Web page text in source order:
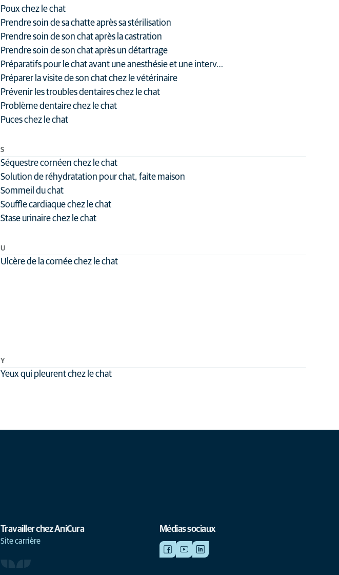
Poux chez le chat
Prendre soin de sa chatte après sa stérilisation
Prendre soin de son chat après la castration
Prendre soin de son chat après un détartrage
Préparatifs pour le chat avant une anesthésie et une interv…
Préparer la visite de son chat chez le vétérinaire
Prévenir les troubles dentaires chez le chat
Problème dentaire chez le chat
Puces chez le chat
S
Séquestre cornéen chez le chat
Solution de réhydratation pour chat, faite maison
Sommeil du chat
Souffle cardiaque chez le chat
Stase urinaire chez le chat
U
Ulcère de la cornée chez le chat
Y
Yeux qui pleurent chez le chat
Travailler chez AniCura
Site carrière
Médias sociaux